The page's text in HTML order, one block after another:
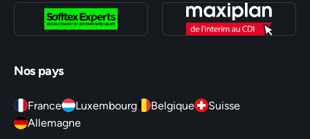
Nos pays
France Luxembourg Belgique
Suisse
Allemagne